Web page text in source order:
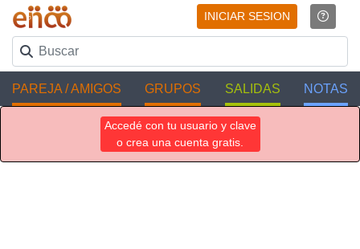
INICIAR SESION
PAREJA / AMIGOS GRUPOS SALIDAS NOTAS
Accedé con tu usuario y clave
o crea una cuenta gratis.